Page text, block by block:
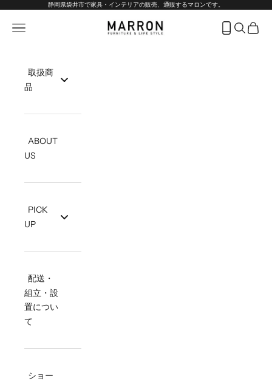
コンテンツへスキップ静岡県袋井市で家具・インテリアの販売、通販するマロンです。
marron-interior
メニューを開く フリーダイ
検索を開
カー
取扱商
品
ABOUT
US
PICK
UP
配送・
組立・設
置につい
て
ショー